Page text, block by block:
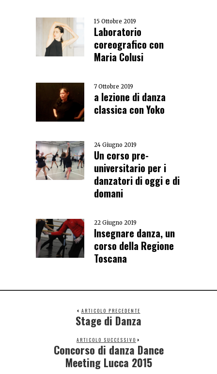
15 Ottobre 2019
Laboratorio
coreografico con
Maria Colusi
7 Ottobre 2019
a lezione di danza
classica con Yoko
24 Giugno 2019
Un corso pre-
universitario per i
danzatori di oggi e di
domani
22 Giugno 2019
Insegnare danza, un
corso della Regione
Toscana
ARTICOLO PRECEDENTE
Stage di Danza
ARTICOLO SUCCESSIVO
Concorso di danza Dance
Meeting Lucca 2015